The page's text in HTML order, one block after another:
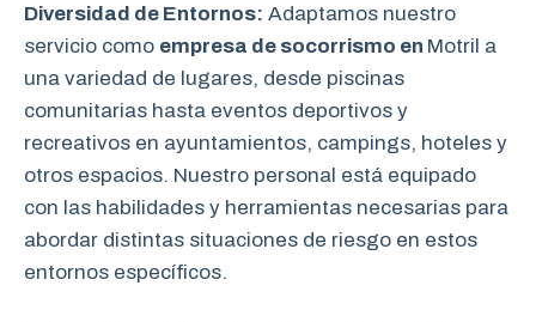
Diversidad de Entornos: Adaptamos nuestro
servicio como empresa de socorrismo en Motril a
una variedad de lugares, desde piscinas
comunitarias hasta eventos deportivos y
recreativos en ayuntamientos, campings, hoteles y
otros espacios. Nuestro personal está equipado
con las habilidades y herramientas necesarias para
abordar distintas situaciones de riesgo en estos
entornos específicos.